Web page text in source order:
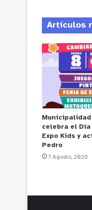
Artículos
celebra el
Expo Kids y
Pedro
7 Agosto, 2026